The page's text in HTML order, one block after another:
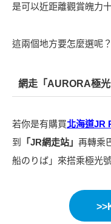
是可以近距離觀賞魄力
這兩個地方要怎麼選呢？
網走「AURORA極光
若你是有購買北海道JR
到
「JR網走站」 再轉乘
船のりば」來搭乘極光